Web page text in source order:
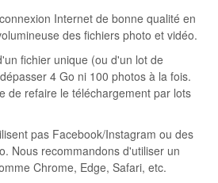
Internet de bonne qualité en
des fichiers photo et vidéo.
fichier unique (ou d'un lot de
4 Go ni 100 photos à la fois.
de refaire le téléchargement par lots
pas Facebook/Instagram ou des
Nous recommandons d'utiliser un
Chrome, Edge, Safari, etc.